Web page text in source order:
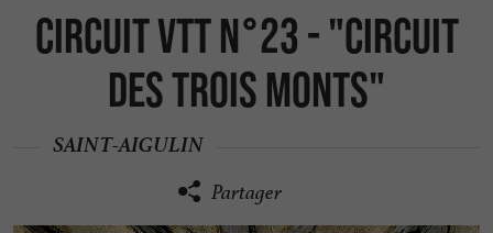
Circuit VTT N°23 - "Circuit
des Trois Monts"
SAINT-AIGULIN
Partager